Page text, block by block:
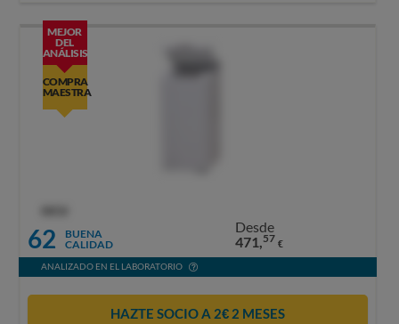
MEJOR
DEL
ANÁLISIS
COMPRA
MAESTRA
62
BUENA
CALIDAD
Desde
471,57 €
ANALIZADO EN EL LABORATORIO
HAZTE SOCIO A 2€ 2 MESES